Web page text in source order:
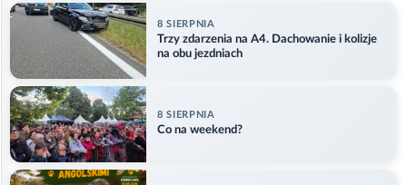
8 SIERPNIA
Trzy zdarzenia na A4. Dachowanie i kolizje
na obu jezdniach
8 SIERPNIA
Co na weekend?